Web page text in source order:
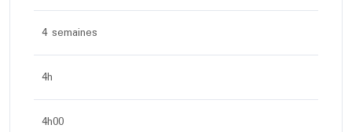
4 semaines
4h
4h00